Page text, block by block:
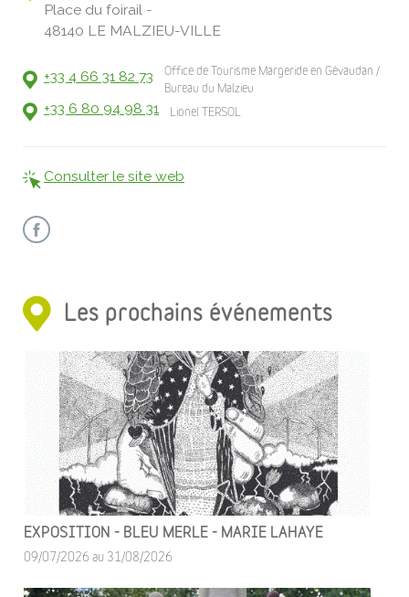
Place du foirail -
48140 LE MALZIEU-VILLE
+33 4 66 31 82 73
Office de Tourisme Margeride en Gévaudan /
Bureau du Malzieu
+33 6 80 94 98 31 Lionel TERSOL
Consulter le site web
Les prochains événements
EXPOSITION - BLEU MERLE - MARIE LAHAYE
09/07/2026 au 31/08/2026